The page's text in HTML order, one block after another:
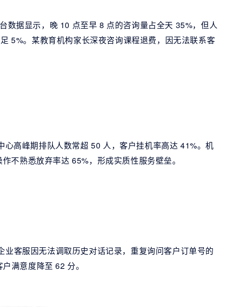
数据显示，晚 10 点至早 8 点的咨询量占全天 35%，但人
5%。某教育机构家长深夜咨询课程退费，因无法联系客
高峰期排队人数常超 50 人，客户挂机率高达 41%。机
不熟悉放弃率达 65%，形成实质性服务壁垒。
客服因无法调取历史对话记录，重复询问客户订单号的
满意度降至 62 分。